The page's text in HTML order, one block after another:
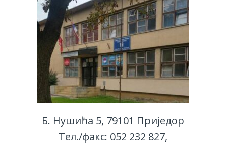
Б. Нушића 5, 79101 Приједор
Тел./факс: 052 232 827,